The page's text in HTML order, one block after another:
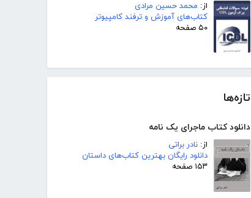
از: محمد حسین مرادی
کتاب‌های آموزش و ترفند کامپیوتر
۵۰ صفحه
تازه‌ها
دانلود کتاب ماجرای یک نامه
از: نادر براتی
دانلود رایگان بهترین کتاب‌های داستان
۱۵۳ صفحه